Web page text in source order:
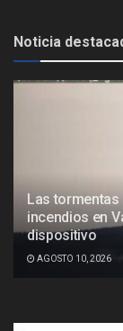
Noticia
Las
incendios en
dispositivo
AGOSTO 10, 2026